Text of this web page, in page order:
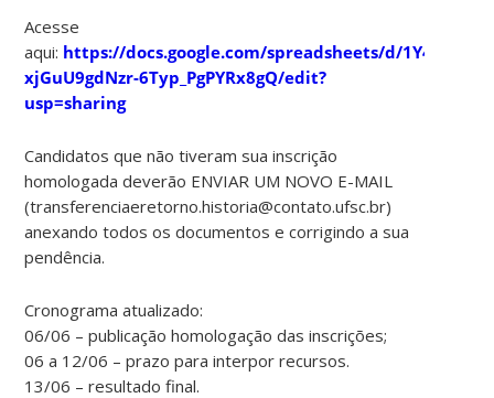
Acesse
aqui: https://docs.google.com/spreadsheets/d/
xjGuU9gdNzr-6Typ_PgPYRx8gQ/edit?
usp=sharing
Candidatos que não tiveram sua inscrição
homologada deverão ENVIAR UM NOVO E-MAIL
(transferenciaeretorno.historia@contato.ufsc.br)
anexando todos os documentos e corrigindo a sua
pendência.
Cronograma atualizado:
06/06 – publicação homologação das inscrições;
06 a 12/06 – prazo para interpor recursos.
13/06 – resultado final.